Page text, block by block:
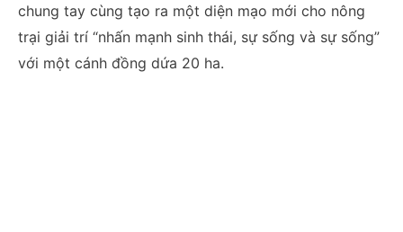
chung tay cùng tạo ra một diện mạo mới cho nông
trại giải trí “nhấn mạnh sinh thái, sự sống và sự sống”
với một cánh đồng dứa 20 ha.